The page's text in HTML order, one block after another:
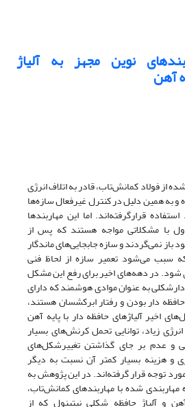
نوین مجهز به آلیاژ
آهن
از فولاد کمانش‌تاب، قادر به اتلاف انرژی
و به همین دلیل در کنترل غیر‌فعال سازه‌ها
قرار‌گرفته‌اند. اما این مهاربندها
با مشکلاتی مواجه هستند که پس از
باز نمی‌گردند و سازه جابجایی‌های ماندگار
سبب می‌شود تعمیر سازه از لحاظ فنی
شود. در دهه‌‌های اخیر برای رفع این مشکل
به عنوان موادی هوشمند که دارای
دار بودن و رفتار ابرکشسان هستند،
اخیر آلیاژهای حافظه دار با پایه آهن
زیاد، توانایی تحمل کرنش‌های بسیار
و عدم بر جای گذاشتن تغییرشکل‌های
و هزینه بسیار کمتر آن نسبت به دیگر
توجه قرار گرفته‌اند. در این پژوهش به
مهاربندی شده با مهاربندهای کمانش‌تاب،
و آلیاژ حافظه شکلی نیتینول که از